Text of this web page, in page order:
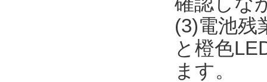
(3)電池残
と橙色
ます。